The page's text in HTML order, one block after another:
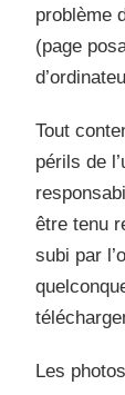
problème
(page
Tout
périls de
être tenu
subi par
Les